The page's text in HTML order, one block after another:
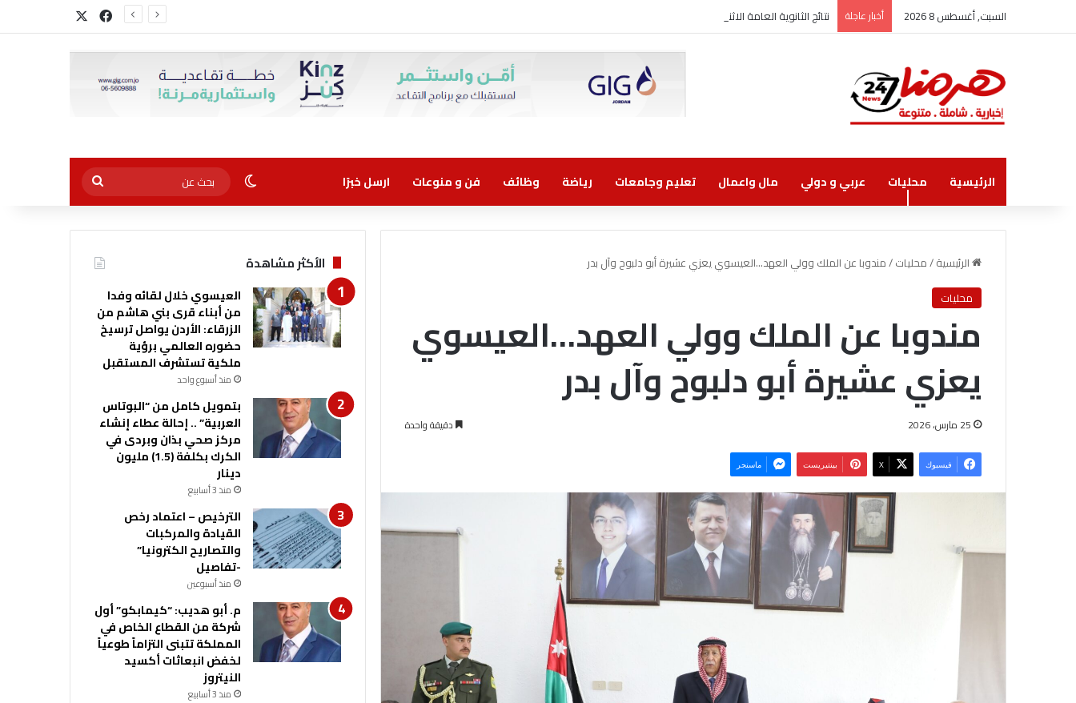
السبت, أغسطس 8 2026 أخبار عاجلة نتائج الثانوية العامة الاثنين فيسبوك
الرئيسية محليات عربي و دولي مال واعمال تعليم وجامعات رياضة وظائف فن و منوعات ارسل خبرًا الوضع المظلم
بحث
عن
الرئيسية/محليات/مندوبا عن الملك وولي العهد…العيسوي يعزي عشيرة أبو دلبوح وآل بدر
محليات
مندوبا عن الملك وولي العهد…العيسوي
يعزي عشيرة أبو دلبوح وآل بدر
25 مارس، 2026 دقيقة واحدة
فيسبوك ‫X بينتيريست ماسنجر
الأكثر مشاهدة
العيسوي خلال لقائه وفدا
من أبناء قرى بني هاشم من
الزرقاء: الأردن يواصل ترسيخ
حضوره العالمي برؤية
ملكية تستشرف المستقبل
منذ أسبوع واحد
بتمويل كامل من “البوتاس
العربية” .. إحالة عطاء إنشاء
مركز صحي بذان وبردى في
الكرك بكلفة (1.5) مليون
دينار
منذ 3 أسابيع
الترخيص – اعتماد رخص
القيادة والمركبات
والتصاريح الكترونيا”
-تفاصيل
منذ أسبوعين
م. أبو هديب: “كيمابكو” أول
شركة من القطاع الخاص في
المملكة تتبنى التزاماً طوعياً
لخفض انبعاثات أكسيد
النيتروز
منذ 3 أسابيع